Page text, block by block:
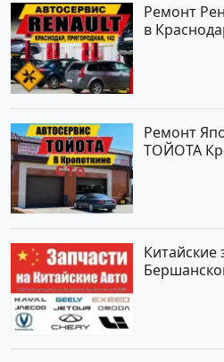
Ремонт
в
Ремонт
ТОЙОТА
Китайские